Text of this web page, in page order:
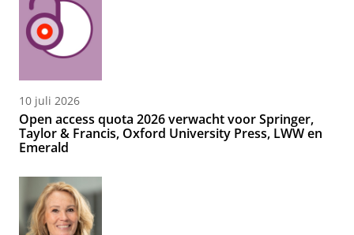
10 juli 2026
Open access quota 2026 verwacht voor Springer,
Taylor & Francis, Oxford University Press, LWW en
Emerald